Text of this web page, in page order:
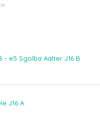
- e5 Sgolba Aalter J16 B
J16 A